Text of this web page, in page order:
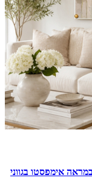
אימפסטו בגווני